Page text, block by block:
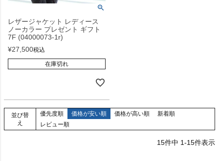
レザージャケット レディース
ノーカラー プレゼント ギフト
7F (04000073-1r)
¥27,500税込
在庫切れ
並び替
え
優先度順 価格が安い順 価格が高い順
新着順
レビュー順
15件中 1-15件表示